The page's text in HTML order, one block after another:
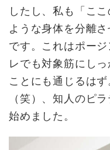
したし、私も「こ
ような身体を分離
です。これはポー
レでも対象筋にし
ことにも通じるは
（笑）、知人のピ
始めました。